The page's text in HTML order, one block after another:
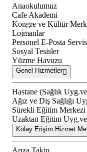
Anaokulumuz
Cafe Akademi
Kongre ve Kültür
Lojmanlar
Personel E-Posta
Sosyal Tesisler
Yüzme Havuzu
Genel Hizmetler
Hastane (Sağlık
Ağız ve Diş Sağlığı
Sürekli Eğitim Merkezi
Uzaktan Eğitim
Kolay Erişim Hizmet